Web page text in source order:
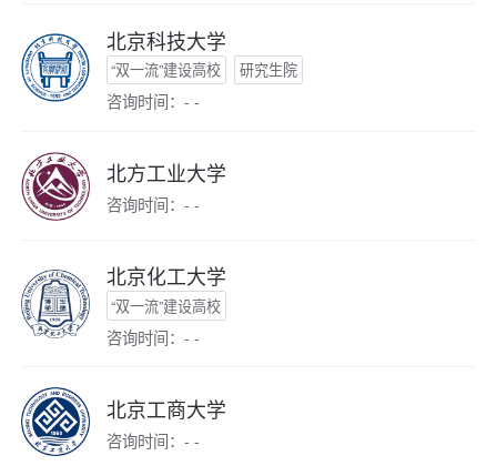
北京科技大学
“双一流”建设高校 研究生院
咨询时间：- -
北方工业大学
咨询时间：- -
北京化工大学
“双一流”建设高校
咨询时间：- -
北京工商大学
咨询时间：- -